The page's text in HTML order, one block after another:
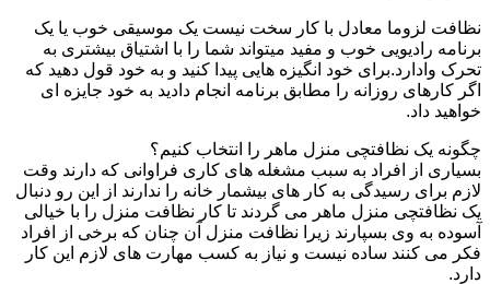
نظافت لزوما معادل با کار سخت نیست یک موسیقی خوب یا یک
برنامه رادیویی خوب و مفید میتواند شما را با اشتیاق بیشتری به
تحرک وادارد.برای خود انگیزه هایی پیدا کنید و به خود قول دهید که
اگر کارهای روزانه را مطابق برنامه انجام دادید به خود جایزه ای
خواهید داد.
چگونه یک نظافتچی منزل ماهر را انتخاب کنیم؟
بسیاری از افراد به سبب مشغله های کاری فراوانی که دارند وقت
لازم برای رسیدگی به کار های بیشمار خانه را ندارند از این رو دنبال
یک نظافتچی منزل ماهر می گردند تا کار نظافت منزل را با خیالی
آسوده به وی بسپارند زیرا نظافت منزل آن چنان که برخی از افراد
فکر می کنند ساده نیست و نیاز به کسب مهارت های لازم این کار
دارد.